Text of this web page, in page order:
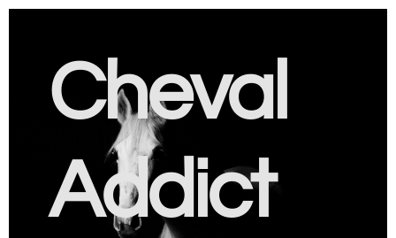
Cheval
Addict